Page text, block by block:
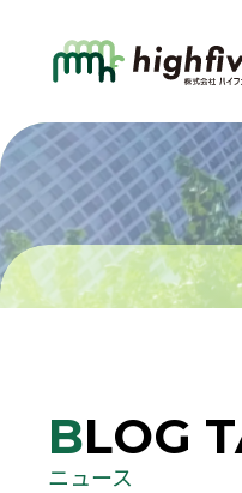
BLOG
ニュース